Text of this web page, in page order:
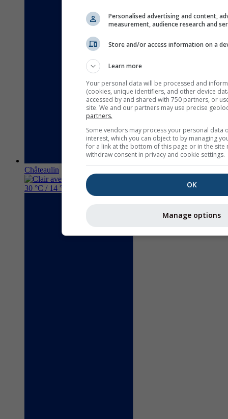
Châteaulin
30 °C / 14 °C
Personalised advertising and content,
measurement, audience research and
Store and/or access information on a
Learn more
Your personal data will be processed and
(cookies, unique identifiers, and other device
accessed by and shared with 750 partners, or
site. We and our partners may use precise
partners.
Some vendors may process your personal data
interest, which you can object to by managing
for a link at the bottom of this page or in the site
withdraw consent in privacy and cookie settings.
OK
Manage options